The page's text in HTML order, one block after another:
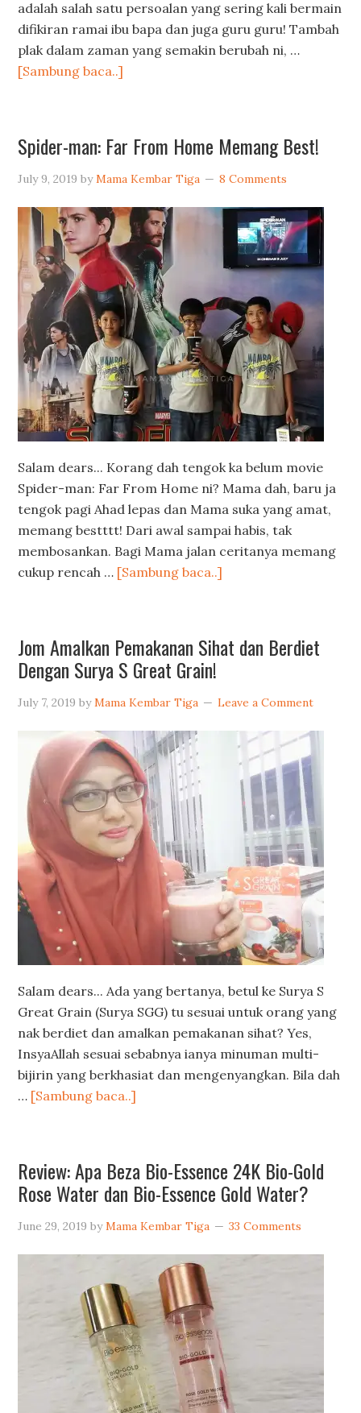
adalah salah satu persoalan yang sering kali bermain
difikiran ramai ibu bapa dan juga guru guru! Tambah
plak dalam zaman yang semakin berubah ni, …
[Sambung baca..]
Spider-man: Far From Home Memang Best!
July 9, 2019 byMama Kembar Tiga 8 Comments
Salam dears... Korang dah tengok ka belum movie
Spider-man: Far From Home ni? Mama dah, baru ja
tengok pagi Ahad lepas dan Mama suka yang amat,
memang bestttt! Dari awal sampai habis, tak
membosankan. Bagi Mama jalan ceritanya memang
cukup rencah … [Sambung baca..]
Jom Amalkan Pemakanan Sihat dan Berdiet
Dengan Surya S Great Grain!
July 7, 2019 byMama Kembar Tiga Leave a Comment
Salam dears... Ada yang bertanya, betul ke Surya S
Great Grain (Surya SGG) tu sesuai untuk orang yang
nak berdiet dan amalkan pemakanan sihat? Yes,
InsyaAllah sesuai sebabnya ianya minuman multi-
bijirin yang berkhasiat dan mengenyangkan. Bila dah
… [Sambung baca..]
Review: Apa Beza Bio-Essence 24K Bio-Gold
Rose Water dan Bio-Essence Gold Water?
June 29, 2019 byMama Kembar Tiga 33 Comments